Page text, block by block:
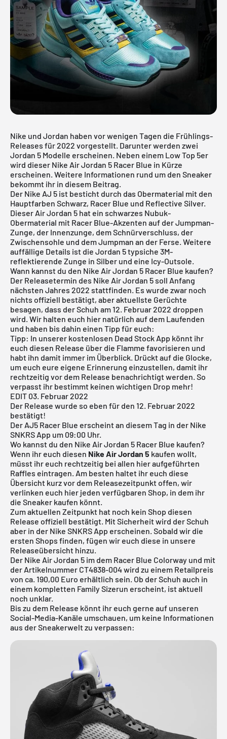
Nike und Jordan haben vor wenigen Tagen die Frühlings-
Releases für 2022 vorgestellt. Darunter werden zwei
Jordan 5 Modelle erscheinen. Neben einem Low Top 5er
wird dieser Nike Air Jordan 5 Racer Blue in Kürze
erscheinen. Weitere Informationen rund um den Sneaker
bekommt ihr in diesem Beitrag.
Der Nike AJ 5 ist besticht durch das Obermaterial mit den
Hauptfarben Schwarz, Racer Blue und Reflective Silver.
Dieser Air Jordan 5 hat ein schwarzes Nubuk-
Obermaterial mit Racer Blue-Akzenten auf der Jumpman-
Zunge, der Innenzunge, dem Schnürverschluss, der
Zwischensohle und dem Jumpman an der Ferse. Weitere
auffällige Details ist die Jordan 5 typsiche 3M-
reflektierende Zunge in Silber und eine Icy-Outsole.
Wann kannst du den Nike Air Jordan 5 Racer Blue kaufen?
Der Releasetermin des Nike Air Jordan 5 soll Anfang
nächsten Jahres 2022 stattfinden. Es wurde zwar noch
nichts offiziell bestätigt, aber aktuellste Gerüchte
besagen, dass der Schuh am 12. Februar 2022 droppen
wird. Wir halten euch hier natürlich auf dem Laufenden
und haben bis dahin einen Tipp für euch:
Tipp: In unserer kostenlosen Dead Stock App könnt ihr
euch diesen Release über die Flamme favorisieren und
habt ihn damit immer im Überblick. Drückt auf die Glocke,
um euch eure eigene Erinnerung einzustellen, damit ihr
rechtzeitig vor dem Release benachrichtigt werden. So
verpasst ihr bestimmt keinen wichtigen Drop mehr!
EDIT 03. Februar 2022
Der Release wurde so eben für den 12. Februar 2022
bestätigt!
Der AJ5 Racer Blue erscheint an diesem Tag in der Nike
SNKRS App um 09:00 Uhr.
Wo kannst du den Nike Air Jordan 5 Racer Blue kaufen?
Wenn ihr euch diesen Nike Air Jordan 5 kaufen wollt,
müsst ihr euch rechtzeitig bei allen hier aufgeführten
Raffles eintragen. Am besten haltet ihr euch diese
Übersicht kurz vor dem Releasezeitpunkt offen, wir
verlinken euch hier jeden verfügbaren Shop, in dem ihr
die Sneaker kaufen könnt.
Zum aktuellen Zeitpunkt hat noch kein Shop diesen
Release offiziell bestätigt. Mit Sicherheit wird der Schuh
aber in der Nike SNKRS App erscheinen. Sobald wir die
ersten Shops finden, fügen wir euch diese in unsere
Releaseübersicht hinzu.
Der Nike Air Jordan 5 im dem Racer Blue Colorway und mit
der Artikelnummer CT4838-004 wird zu einem Retailpreis
von ca. 190,00 Euro erhältlich sein. Ob der Schuh auch in
einem kompletten Family Sizerun erscheint, ist aktuell
noch unklar.
Bis zu dem Release könnt ihr euch gerne auf unseren
Social-Media-Kanäle umschauen, um keine Informationen
aus der Sneakerwelt zu verpassen: